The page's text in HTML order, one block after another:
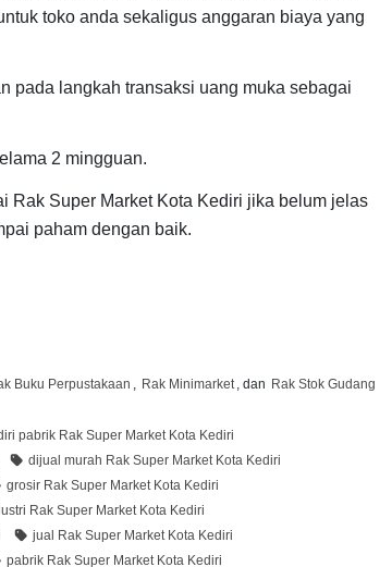
toko anda sekaligus anggaran biaya yang
pada langkah transaksi uang muka sebagai
2 mingguan.
Rak Super Market Kota Kediri jika belum jelas
paham dengan baik.
Buku Perpustakaan , Rak Minimarket , dan Rak Stok Gudang
pabrik Rak Super Market Kota Kediri
dijual murah Rak Super Market Kota Kediri
grosir Rak Super Market Kota Kediri
Rak Super Market Kota Kediri
jual Rak Super Market Kota Kediri
pabrik Rak Super Market Kota Kediri